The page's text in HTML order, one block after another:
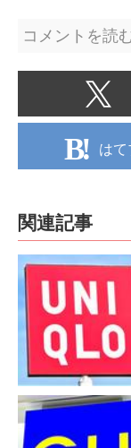
コメントを読
はて
関連記事